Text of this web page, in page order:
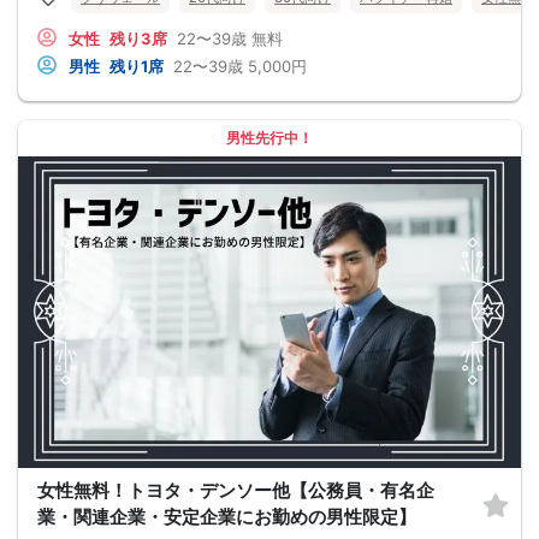
女性 残り3席 22〜39歳 無料
男性 残り1席 22〜39歳 5,000円
男性先行中！
女性無料！トヨタ・デンソー他【公務員・有名企
業・関連企業・安定企業にお勤めの男性限定】